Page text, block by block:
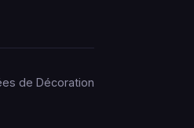
de Décoration